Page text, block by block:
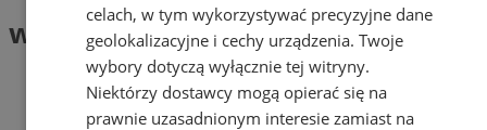
wstrzymanie ruchu (1)
celach, w tym wykorzystywać precyzyjne dane
geolokalizacyjne i cechy urządzenia. Twoje
wybory dotyczą wyłącznie tej witryny.
Niektórzy dostawcy mogą opierać się na
prawnie uzasadnionym interesie zamiast na